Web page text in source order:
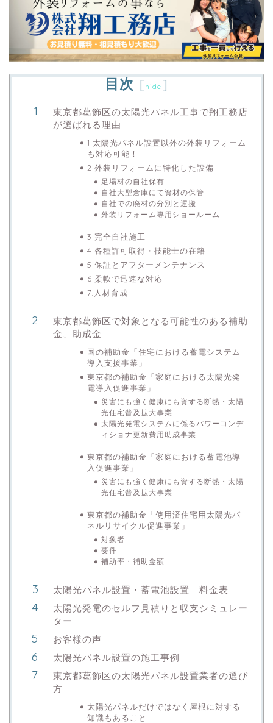
目次 [hide ]
東京都葛飾区の太陽光パネル工事で翔工務店
が選ばれる理由
1.太陽光パネル設置以外の外装リフォーム
も対応可能！
2.外装リフォームに特化した設備
足場材の自社保有
自社大型倉庫にて資材の保管
自社での廃材の分別と運搬
外装リフォーム専用ショールーム
3.完全自社施工
4.各種許可取得・技能士の在籍
5.保証とアフターメンテナンス
6.柔軟で迅速な対応
7.人材育成
東京都葛飾区で対象となる可能性のある補助
金、助成金
国の補助金「住宅における蓄電システム
導入支援事業」
東京都の補助金「家庭における太陽光発
電導入促進事業」
災害にも強く健康にも資する断熱・太陽
光住宅普及拡大事業
太陽光発電システムに係るパワーコンデ
ィショナ更新費用助成事業
東京都の補助金「家庭における蓄電池導
入促進事業」
災害にも強く健康にも資する断熱・太陽
光住宅普及拡大事業
東京都の補助金「使用済住宅用太陽光パ
ネルリサイクル促進事業」
対象者
要件
補助率・補助金額
太陽光パネル設置・蓄電池設置 料金表
太陽光発電のセルフ見積りと収支シミュレー
ター
お客様の声
太陽光パネル設置の施工事例
東京都葛飾区の太陽光パネル設置業者の選び
方
太陽光パネルだけではなく屋根に対する
知識もあること